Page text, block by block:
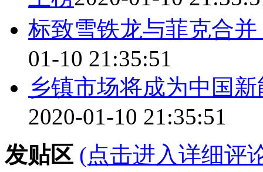
标致雪铁龙与菲克合
01-10 21:35:51
乡镇市场将成为中国
2020-01-10 21:35:51
发贴区 (点击进入详细评